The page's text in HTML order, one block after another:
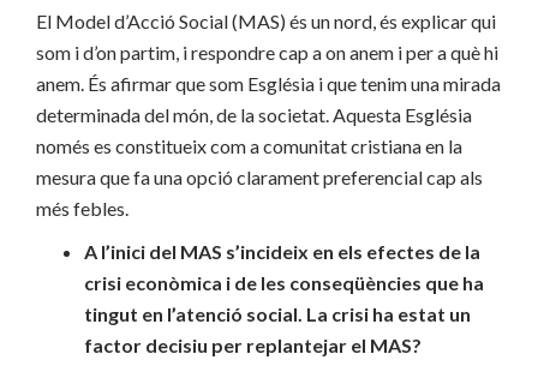
El Model d’Acció Social (MAS) és un nord, és explicar qui
som i d’on partim, i respondre cap a on anem i per a què hi
anem. És afirmar que som Església i que tenim una mirada
determinada del món, de la societat. Aquesta Església
només es constitueix com a comunitat cristiana en la
mesura que fa una opció clarament preferencial cap als
més febles.
A l’inici del MAS s’incideix en els efectes de la
crisi econòmica i de les conseqüències que ha
tingut en l’atenció social. La crisi ha estat un
factor decisiu per replantejar el MAS?